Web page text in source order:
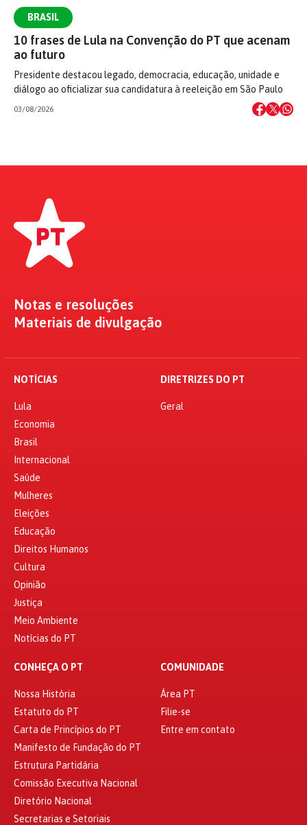
BRASIL
10 frases de Lula na Convenção do PT que acenam
ao futuro
Presidente destacou legado, democracia, educação, unidade e
diálogo ao oficializar sua candidatura à reeleição em São Paulo
03/08/2026
Notas e resoluções
Materiais de divulgação
NOTÍCIAS
Lula
Economia
Brasil
Internacional
Saúde
Mulheres
Eleições
Educação
Direitos Humanos
Cultura
Opinião
Justiça
Meio Ambiente
Notícias do PT
DIRETRIZES DO PT
Geral
CONHEÇA O PT
Nossa História
Estatuto do PT
Carta de Princípios do PT
Manifesto de Fundação do PT
Estrutura Partidária
Comissão Executiva Nacional
Diretório Nacional
Secretarias e Setoriais
COMUNIDADE
Área PT
Filie-se
Entre em contato